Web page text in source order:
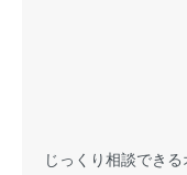
じっくり相談でき